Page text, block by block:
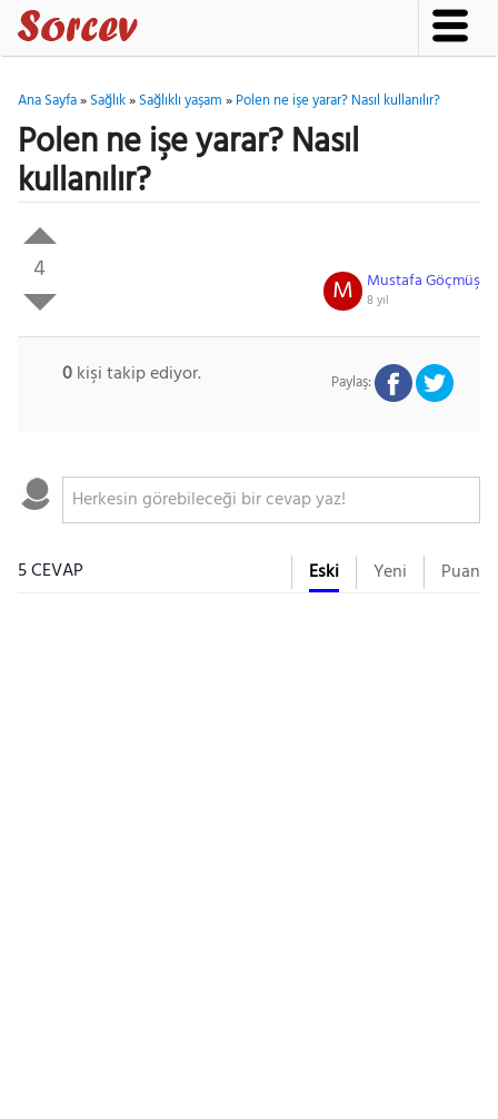
Ana Sayfa»Sağlık»Sağlıklı yaşam»Polen ne işe yarar? Nasıl kullanılır?
Polen ne işe yarar? Nasıl
kullanılır?
4 Mustafa Göçmüş
8 yıl
M
0kişi takip ediyor. Paylaş:
5 CEVAP Eski Yeni Puan